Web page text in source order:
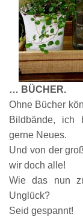
… BÜCHER.
Ohne Bücher
Bildbände, ich
gerne Neues.
Und von der
wir doch alle!
Wie das nun
Unglück?
Seid gespannt!